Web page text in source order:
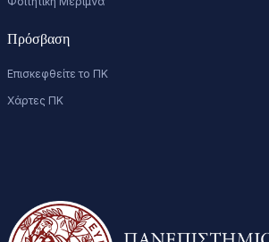
Πρόσβαση
Επισκεφθείτε το ΠΚ
Χάρτες ΠΚ